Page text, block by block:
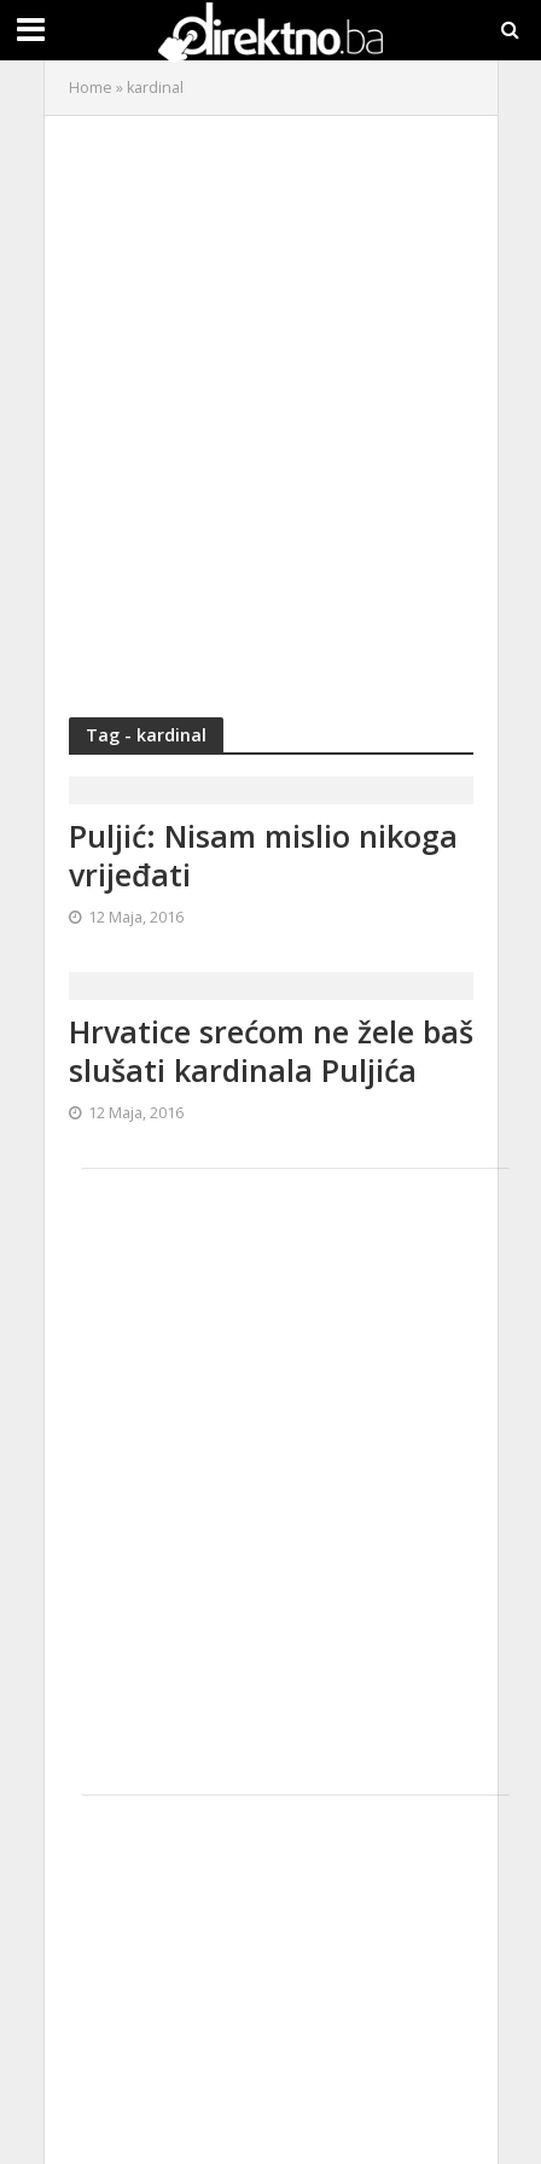
Home » kardinal
Tag - kardinal
Puljić: Nisam mislio nikoga
vrijeđati
12 Maja, 2016
Hrvatice srećom ne žele baš
slušati kardinala Puljića
12 Maja, 2016